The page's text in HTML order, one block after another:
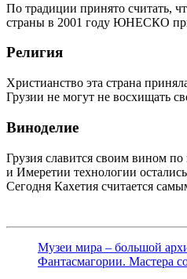
По традиции принято считать,
страны в 2001 году ЮНЕСКО
Религия
Христианство эта страна
Грузии не могут не восхищать
Виноделие
Грузия славится своим вином
и Имеретии технологии
Сегодня Кахетия считается
Музеи мира – большой
Фантасмагории. Мастера